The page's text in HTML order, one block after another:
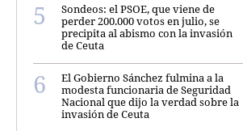
Sondeos: el PSOE, que viene de
perder 200.000 votos en julio, se
precipita al abismo con la invasión
de Ceuta
El Gobierno Sánchez fulmina a la
modesta funcionaria de Seguridad
Nacional que dijo la verdad sobre la
invasión de Ceuta